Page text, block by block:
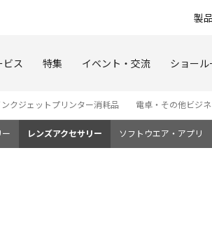
製
ビス 特集 イベント・交流 ショール
ンクジェットプリンター消耗品 電卓・その他ビジ
レンズアクセサリー ソフトウエア・アプリ